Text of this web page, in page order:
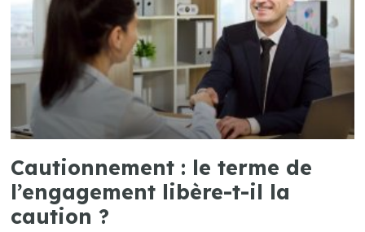
Cautionnement : le terme de
l’engagement libère-t-il la
caution ?